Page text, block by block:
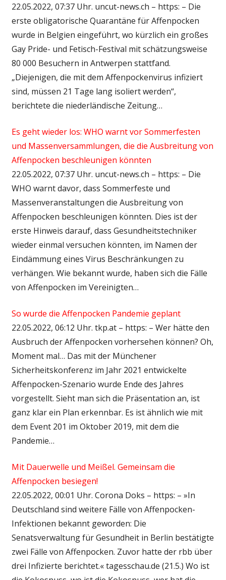
22.05.2022, 07:37 Uhr. uncut-news.ch – https: – Die
erste obligatorische Quarantäne für Affenpocken
wurde in Belgien eingeführt, wo kürzlich ein großes
Gay Pride- und Fetisch-Festival mit schätzungsweise
80 000 Besuchern in Antwerpen stattfand.
„Diejenigen, die mit dem Affenpockenvirus infiziert
sind, müssen 21 Tage lang isoliert werden“,
berichtete die niederländische Zeitung…
Es geht wieder los: WHO warnt vor Sommerfesten
und Massenversammlungen, die die Ausbreitung von
Affenpocken beschleunigen könnten
22.05.2022, 07:37 Uhr. uncut-news.ch – https: – Die
WHO warnt davor, dass Sommerfeste und
Massenveranstaltungen die Ausbreitung von
Affenpocken beschleunigen könnten. Dies ist der
erste Hinweis darauf, dass Gesundheitstechniker
wieder einmal versuchen könnten, im Namen der
Eindämmung eines Virus Beschränkungen zu
verhängen. Wie bekannt wurde, haben sich die Fälle
von Affenpocken im Vereinigten…
So wurde die Affenpocken Pandemie geplant
22.05.2022, 06:12 Uhr. tkp.at – https: – Wer hätte den
Ausbruch der Affenpocken vorhersehen können? Oh,
Moment mal… Das mit der Münchener
Sicherheitskonferenz im Jahr 2021 entwickelte
Affenpocken-Szenario wurde Ende des Jahres
vorgestellt. Sieht man sich die Präsentation an, ist
ganz klar ein Plan erkennbar. Es ist ähnlich wie mit
dem Event 201 im Oktober 2019, mit dem die
Pandemie…
Mit Dauerwelle und Meißel. Gemeinsam die
Affenpocken besiegen!
22.05.2022, 00:01 Uhr. Corona Doks – https: – »In
Deutschland sind weitere Fälle von Affenpocken-
Infektionen bekannt geworden: Die
Senatsverwaltung für Gesundheit in Berlin bestätigte
zwei Fälle von Affenpocken. Zuvor hatte der rbb über
drei Infizierte berichtet.« tagesschau.de (21.5.) Wo ist